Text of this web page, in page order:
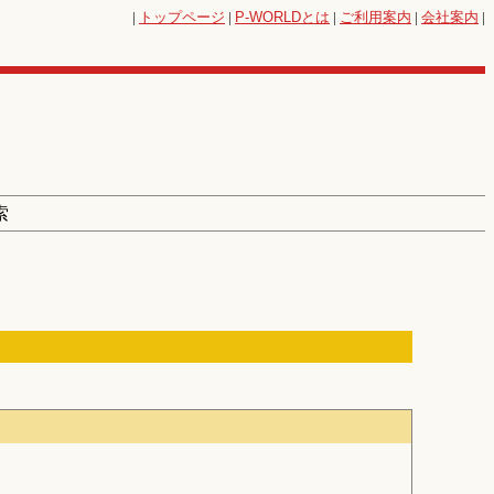
| トップページ | P-WORLDとは | ご利用案内 | 会社案内 |